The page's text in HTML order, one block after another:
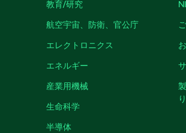
教育/研究
航空宇宙、防衛、官公庁
エレクトロニクス
エネルギー
産業用機械
生命科学
半導体